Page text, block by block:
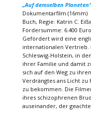
„Auf demselben Planeten“
Dokumentarfilm (16mm)
Buch, Regie: Katrin C.
Fördersumme: 6.400 Euro
Gefördert wird eine
internationalen Vertrieb.
Schleswig-Holstein, in
ihrer Familie und damit
sich auf den Weg zu
Verdrängtes ans Licht
zu bekommen. Die
ihres schizophrenen
auseinander, der